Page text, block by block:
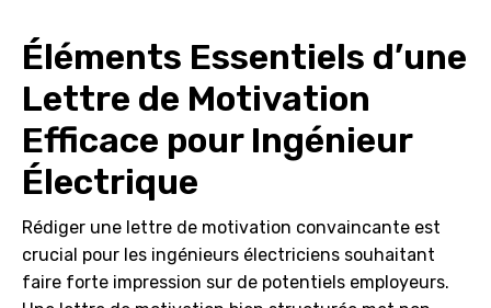
Éléments Essentiels d’une
Lettre de Motivation
Efficace pour Ingénieur
Électrique
Rédiger une lettre de motivation convaincante est
crucial pour les ingénieurs électriciens souhaitant
faire forte impression sur de potentiels employeurs.